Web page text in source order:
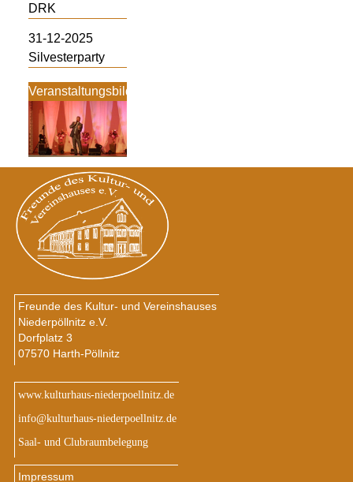
DRK
31-12-2025
Silvesterparty
Veranstaltungsbilder
Freunde des Kultur- und Vereinshauses
Niederpöllnitz e.V.
Dorfplatz 3
07570 Harth-Pöllnitz
www.kulturhaus-niederpoellnitz.de
info@kulturhaus-niederpoellnitz.de
Saal- und Clubraumbelegung
Impressum